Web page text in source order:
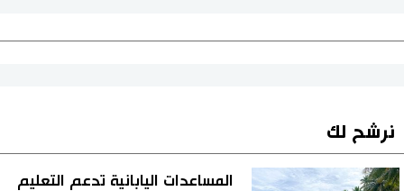
نرشح لك
المساعدات اليابانية تدعم التعليم